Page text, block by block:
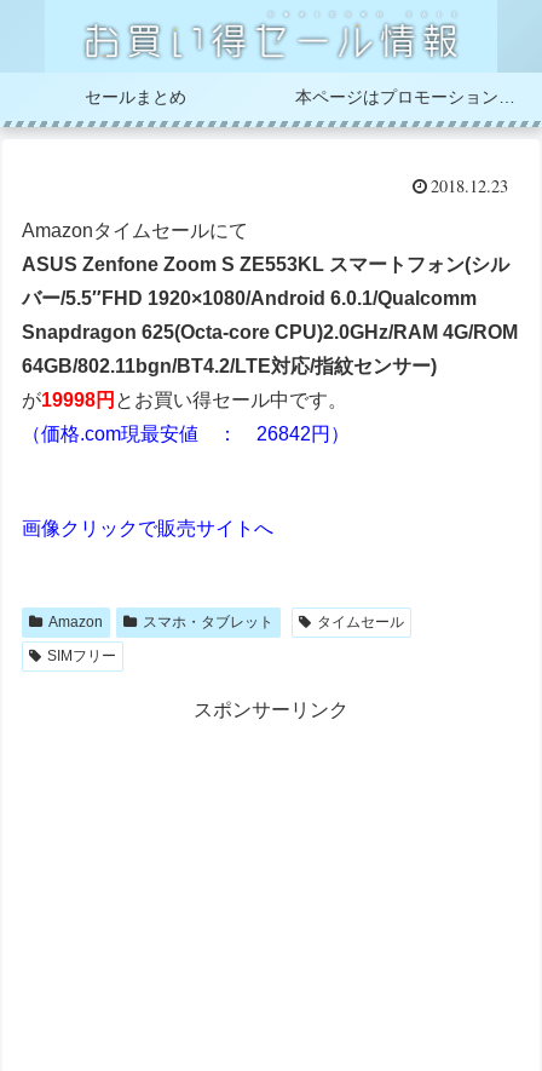
セールまとめ
2018.12.23
Amazonタイムセールにて
ASUS Zenfone Zoom S ZE553KL スマートフォン(シル
バー/5.5″FHD 1920×1080/Android 6.0.1/Qualcomm
Snapdragon 625(Octa-core CPU)2.0GHz/RAM 4G/ROM
64GB/802.11bgn/BT4.2/LTE対応/指紋センサー)
が19998円 とお買い得セール中です。
（価格.com現最安値 ： 26842円）
画像クリックで販売サイトへ
Amazon スマホ・タブレット
タイムセール
SIMフリー
スポンサーリンク